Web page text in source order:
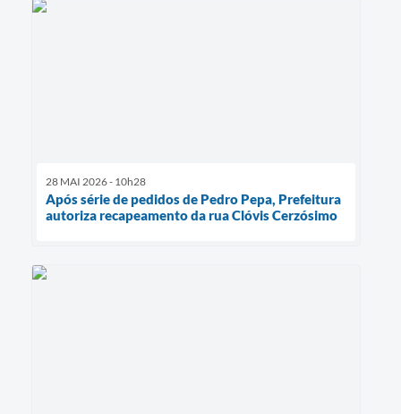
28 MAI 2026 - 10h28
Após série de pedidos de Pedro Pepa, Prefeitura
autoriza recapeamento da rua Clóvis Cerzósimo